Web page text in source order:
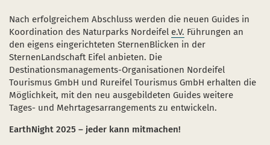
Nach erfolgreichem Abschluss werden die neuen Guides in
Koordination des Naturparks Nordeifel e.V. Führungen an
den eigens eingerichteten SternenBlicken in der
SternenLandschaft Eifel anbieten. Die
Destinationsmanagements-Organisationen Nordeifel
Tourismus GmbH und Rureifel Tourismus GmbH erhalten die
Möglichkeit, mit den neu ausgebildeten Guides weitere
Tages- und Mehrtagesarrangements zu entwickeln.
EarthNight 2025 – jeder kann mitmachen!